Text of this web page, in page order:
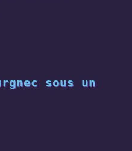
sous un